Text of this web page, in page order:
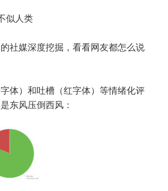
似人类
社媒深度挖掘，看看网友都怎么说
体）和吐槽（红字体）等情绪化评
东风压倒西风：